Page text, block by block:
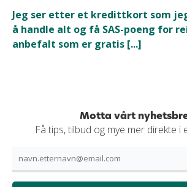
Jeg ser etter et kredittkort som
å handle alt og få SAS-poeng for
anbefalt som er gratis [...]
Motta vårt
Få tips, tilbud og mye mer direkte i